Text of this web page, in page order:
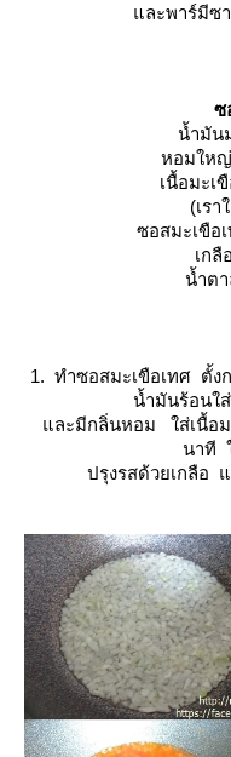
ละพาร์มีซา
ซ
น้ำมัน
หอมให
เนื้อมะเ
(เรา
ซอสมะเขือ
เกลื
น้ำต
1. ทำซอสมะเขือเทศ ตั้ง
น้ำมันร้อนใ
ละมีกลิ่นหอม ส่เนื้อม
นาที
ปรุงรสด้วยเกลือ